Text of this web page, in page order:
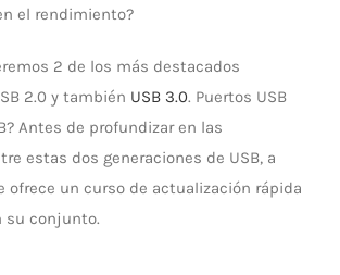
el rendimiento?
2 de los más destacados
2.0 y también USB 3.0. Puertos USB
Antes de profundizar en las
estas dos generaciones de USB, a
ofrece un curso de actualización rápida
su conjunto.